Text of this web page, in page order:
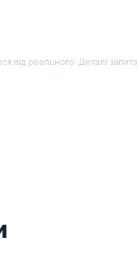
від реального. Деталі